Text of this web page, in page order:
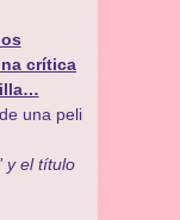
crítica
una peli
y el título